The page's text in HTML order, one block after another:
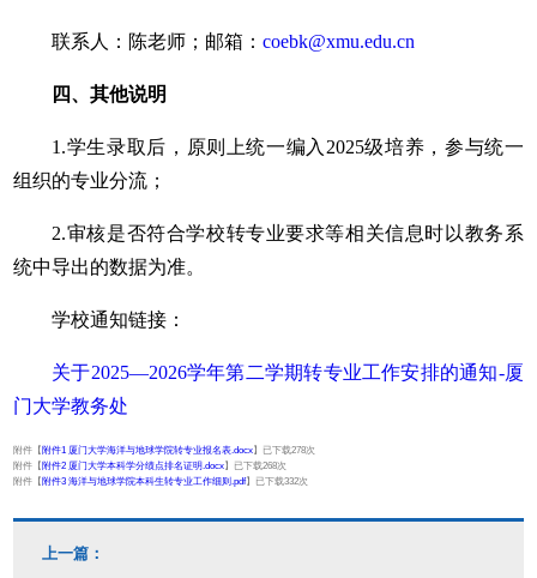
联系人：陈老师；邮箱：coebk@xmu.edu.cn
四、其他说明
1.学生录取后，原则上统一编入2025级培养，参与统一
组织的专业分流；
2.审核是否符合学校转专业要求等相关信息时以教务系
统中导出的数据为准。
学校通知链接：
关于2025—2026学年第二学期转专业工作安排的通知-厦
门大学教务处
附件【附件1 厦门大学海洋与地球学院转专业报名表.docx】已下载278次
附件【附件2 厦门大学本科学分绩点排名证明.docx】已下载268次
附件【附件3 海洋与地球学院本科生转专业工作细则.pdf】已下载332次
上一篇：